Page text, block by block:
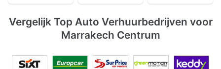
Vergelijk Top Auto Verhuurbedrijven voor
Marrakech Centrum